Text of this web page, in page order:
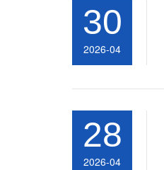
30
2026-04
28
2026-04